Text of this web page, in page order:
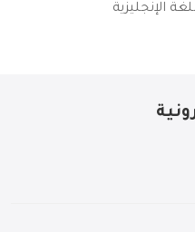
الإنجليزية